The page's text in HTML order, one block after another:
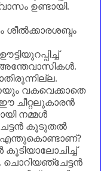
ഉണ്ടായി.
അന്തേവാസികൾ.
വകവെക്കാതെ
ഈ ചീറ്റലുകാരൻ
നമ്മൾ
കൂടുതൽ
എന്തുകൊണ്ടാണ്‌?
ചൊറിയഞ്ചേട്ടൻ